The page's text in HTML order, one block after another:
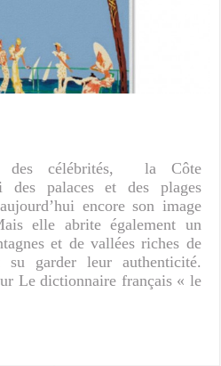
des célébrités, la Côte
des palaces et des plages
encore son image
elle abrite également un
et de vallées riches de
garder leur authenticité.
Le dictionnaire français « le